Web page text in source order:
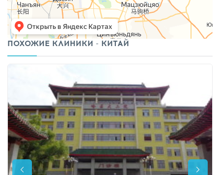
ПОХОЖИЕ КЛИНИКИ - КИТАЙ